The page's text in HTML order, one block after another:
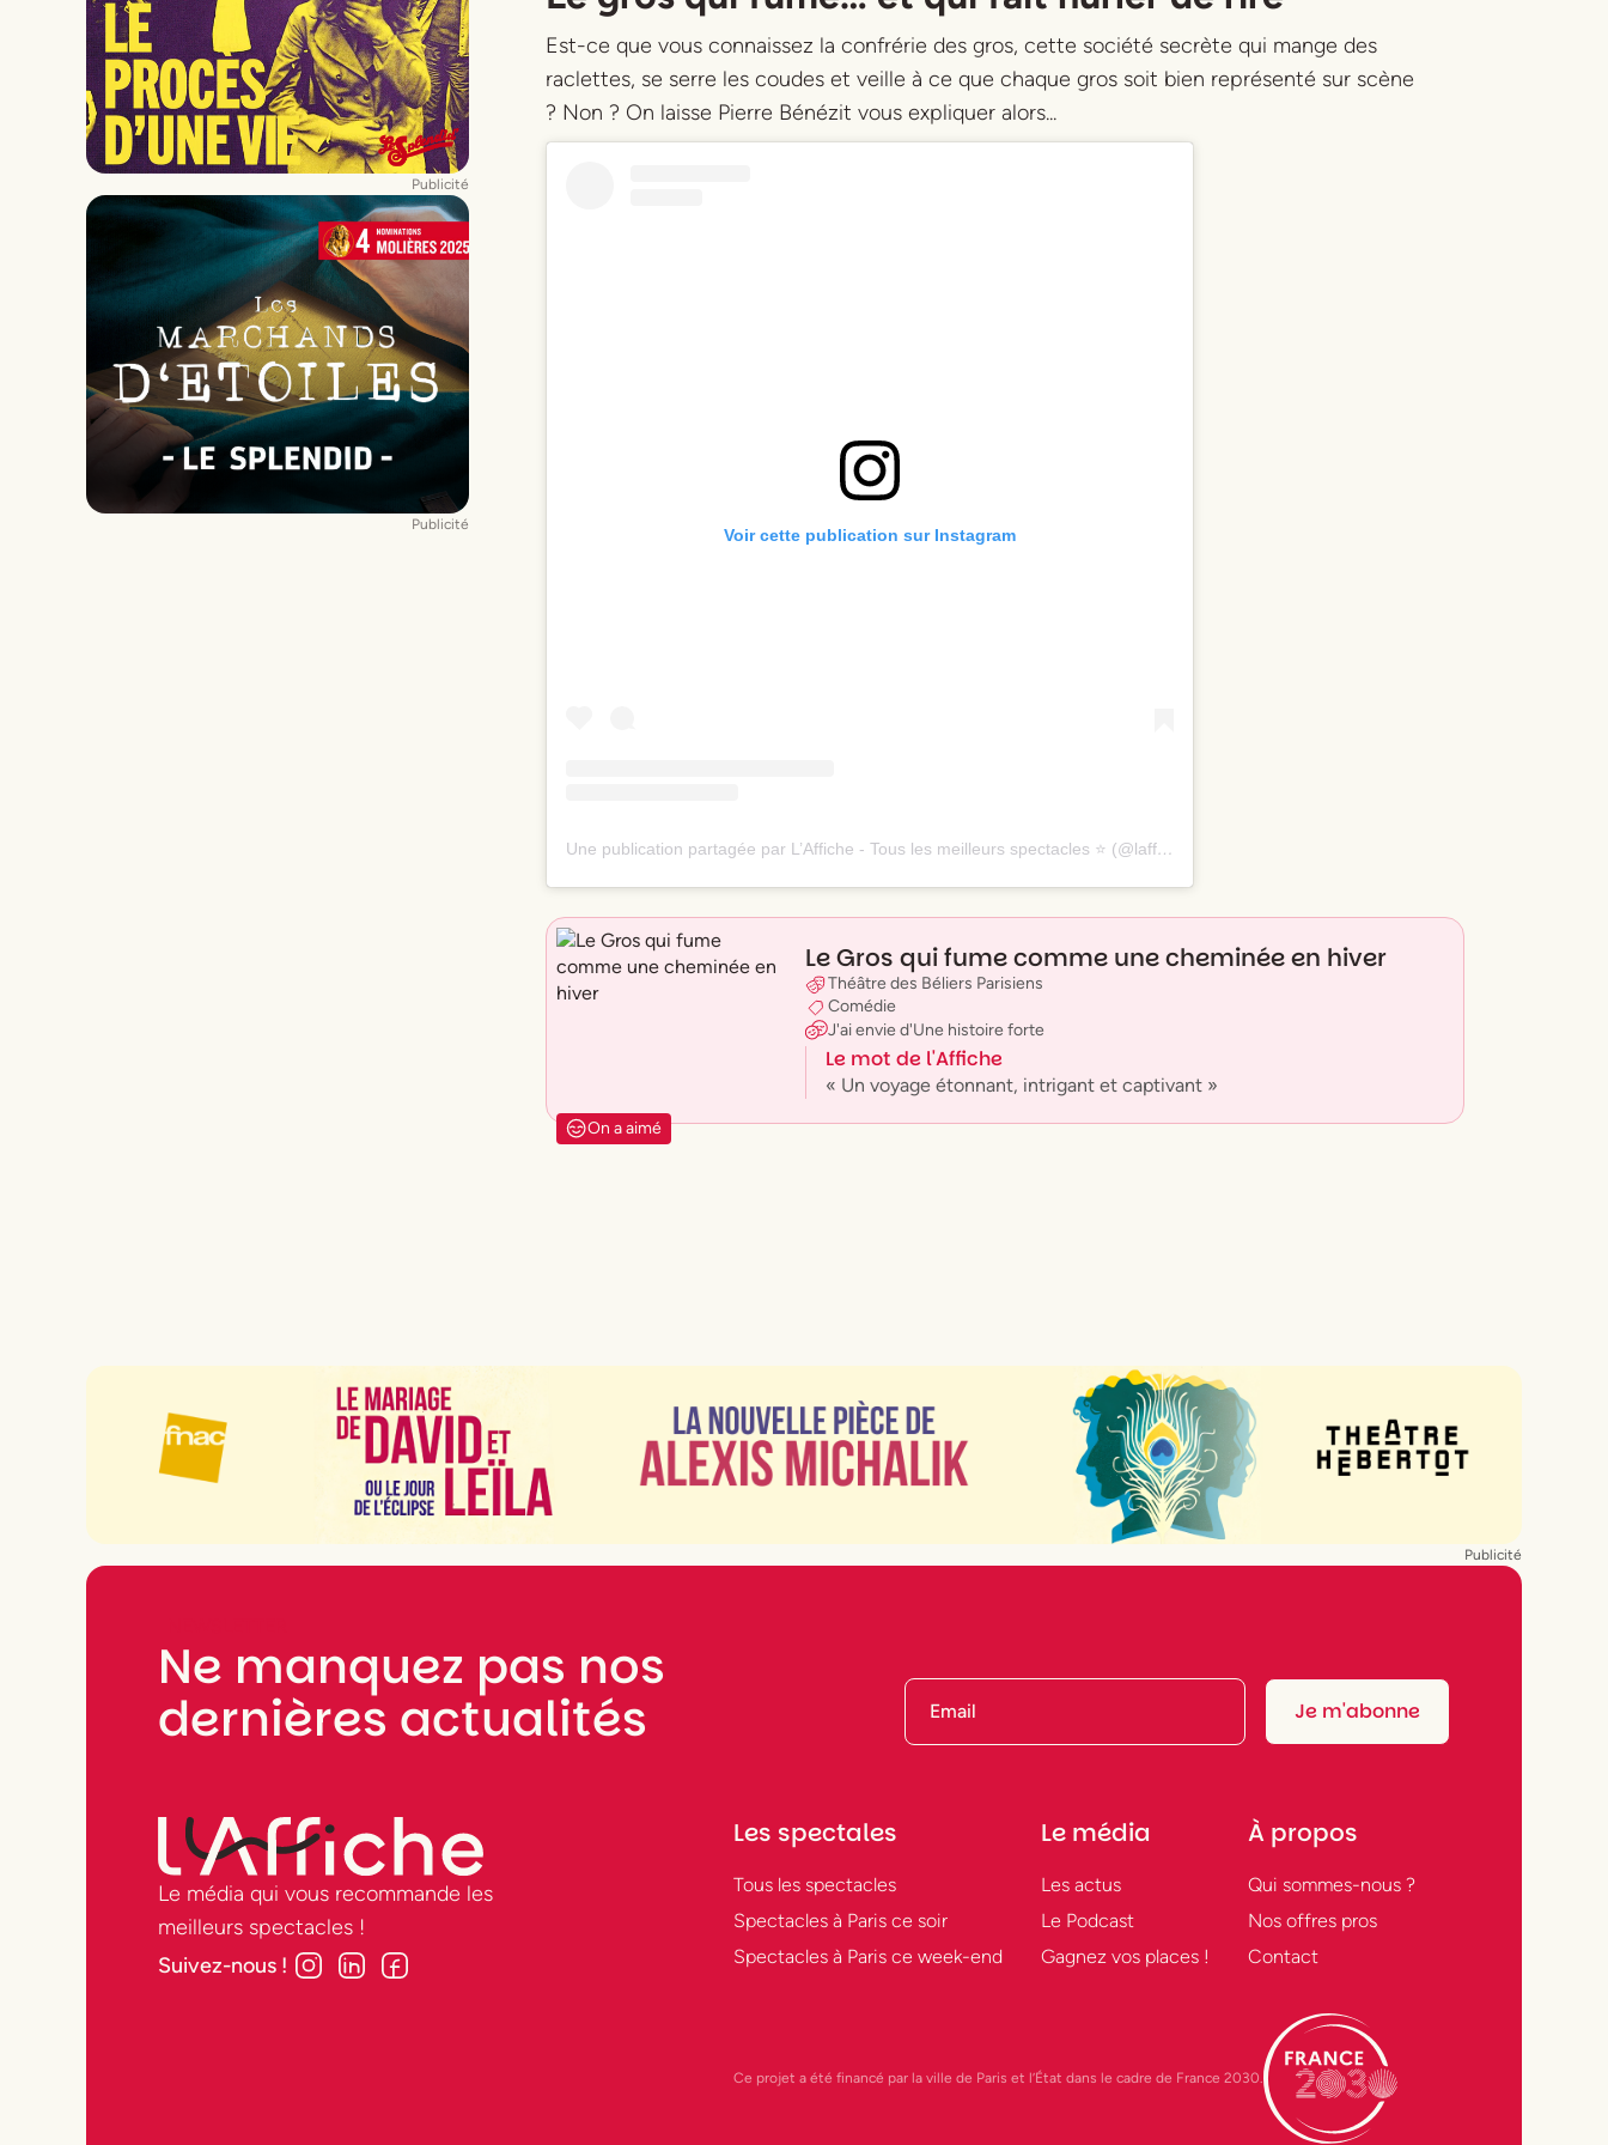
Publicité
Publicité
Est-ce que vous connaissez la confrérie des gros, cette société secrète qui mange des
raclettes, se serre les coudes et veille à ce que chaque gros soit bien représenté sur scène
? Non ? On laisse Pierre Bénézit vous expliquer alors...
Voir cette publication sur Instagram
Une publication partagée par L’Affiche - Tous les meilleurs spectacles ⭐️ (@laffiche.co)
On a aimé
Le Gros qui fume comme une cheminée en hiver
Théâtre des Béliers Parisiens
Comédie
J'ai envied'Une histoire forte
Le mot de l'Affiche
« Un voyage étonnant, intrigant et captivant »
Publicité
Ne manquez pas nos
dernières actualités
Le média qui vous recommande les
meilleurs spectacles !
Suivez-nous !
Les spectales
Tous les spectacles
Spectacles à Paris ce soir
Spectacles à Paris ce week-end
Le média
Les actus
Le Podcast
Gagnez vos places !
À propos
Qui sommes-nous ?
Nos offres pros
Contact
Ce projet a été financé par la ville de Paris et l’État dans le cadre de France 2030.